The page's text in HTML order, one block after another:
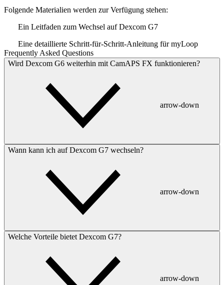
Folgende Materialien werden zur Verfügung stehen:
Ein Leitfaden zum Wechsel auf Dexcom G7
Eine detaillierte Schritt-für-Schritt-Anleitung für myLoop
Frequently Asked Questions
Wird Dexcom G6 weiterhin mit CamAPS FX funktionieren?
arrow-down
Wann kann ich auf Dexcom G7 wechseln?
arrow-down
Welche Vorteile bietet Dexcom G7?
arrow-down